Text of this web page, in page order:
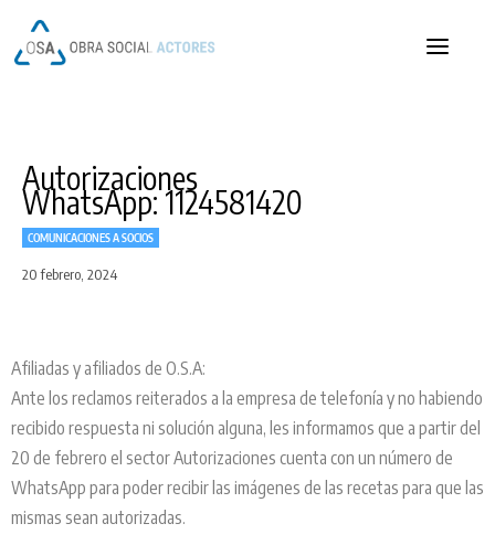
COMUNICACIONES A SOCIOS
Autorizaciones
WhatsApp: 1124581420
20 febrero, 2024
Afiliadas y afiliados de O.S.A:
Ante los reclamos reiterados a la empresa de telefonía y no habiendo
recibido respuesta ni solución alguna, les informamos que a partir del
20 de febrero el sector Autorizaciones cuenta con un número de
WhatsApp para poder recibir las imágenes de las recetas para que las
mismas sean autorizadas.